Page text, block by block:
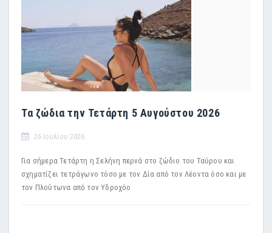
Τα ζώδια την Τετάρτη 5 Αυγούστου 2026
26 Ιουλίου 2026
Για σήμερα Τετάρτη η Σελήνη περνά στο ζώδιο του Ταύρου και
σχηματίζει τετράγωνο τόσο με τον Δία από τον Λέοντα όσο και με
τον Πλούτωνα από τον Υδροχόο